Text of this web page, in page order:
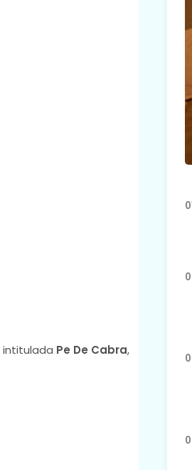
intitulada Pe De Cabra,